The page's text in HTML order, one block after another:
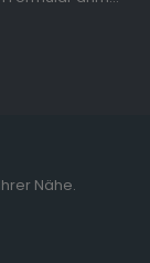
Nähe.